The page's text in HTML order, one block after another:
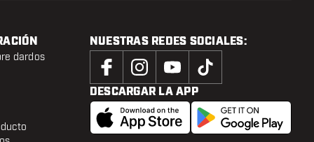
dardos
NUESTRAS REDES SOCIALES:
DESCARGAR LA APP